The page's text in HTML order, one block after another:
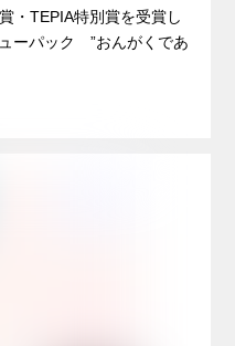
・TEPIA特別賞を受賞し
ーパック ”おんがくであ